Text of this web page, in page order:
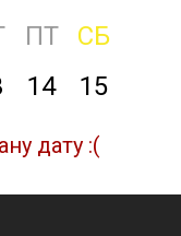
ПТ
СБ
14 15
дату :(